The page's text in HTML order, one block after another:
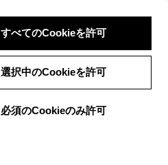
すべてのCookieを許可
選択中のCookieを許可
必須のCookieのみ許可
ログイン 検索 メニュー